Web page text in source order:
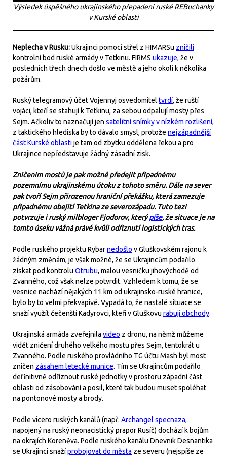
Výsledek úspěšného ukrajinského přepadení ruské REBuchanky
v Kurské oblasti
Neplecha v Rusku:Ukrajinci pomocí střel z HIMARSu zničili
kontrolní bod ruské armády v Tetkinu. FIRMS ukazuje, že v
posledních třech dnech došlo ve městě a jeho okolí k několika
požárům.
Ruský telegramový účet Vojennyj osvedomitel tvrdí, že ruští
vojáci, kteří se stahují k Tetkinu, za sebou odpalují mosty přes
Sejm. Ačkoliv to naznačují jen satelitní snímky v nízkém rozlišení,
z taktického hlediska by to dávalo smysl, protože nejzápadnější
část Kurské oblastije tam od zbytku oddělena řekou a pro
Ukrajince nepředstavuje žádný zásadní zisk.
Zničením mostů je pak možné předejít případnému
pozemnímu ukrajinskému útoku z tohoto směru. Dále na sever
pak tvoří Sejm přirozenou hraniční překážku, která zamezuje
případnému obejití Tetkina ze severozápadu. Tuto tezi
potvrzuje i ruský milbloger Fjodorov, kterýpíše, že situace je na
tomto úseku vážná právě kvůli odříznutí logistických tras.
Podle ruského projektu Rybarnedošlo v Gluškovském rajonu k
žádným změnám, je však možné, že se Ukrajincům podařilo
získat pod kontrolu Otrubu, malou vesničku jihovýchodě od
Zvanného, což však nelze potvrdit. Vzhledem k tomu, že se
vesnice nachází nějakých 11 km od ukrajinsko-ruské hranice,
bylo by to velmi překvapivé. Vypadá to, že nastalé situace se
snaží využít čečenští Kadyrovci, kteří v Gluškovu rabují obchody.
Ukrajinská armáda zveřejnila video z dronu, na němž můžeme
vidět zničení druhého velkého mostu přes Sejm, tentokrát u
Zvanného. Podle ruského provládního TG účtu Mash byl most
zničen zásahem letecké munice. Tím se Ukrajincům podařilo
definitivně odříznout ruské jednotky v prostoru západní část
oblasti od zásobování a posil, které tak budou muset spoléhat
na pontonové mosty a brody.
Podle vícero ruských kanálů (např. Archangel specnaza,
napojený na ruský neonacistický prapor Rusíč) dochází k bojům
na okrajích Koreněva. Podle ruského kanálu Dnevnik Desnantika
se Ukrajinci snažíprobojovat do města ze severu (nejspíše ze